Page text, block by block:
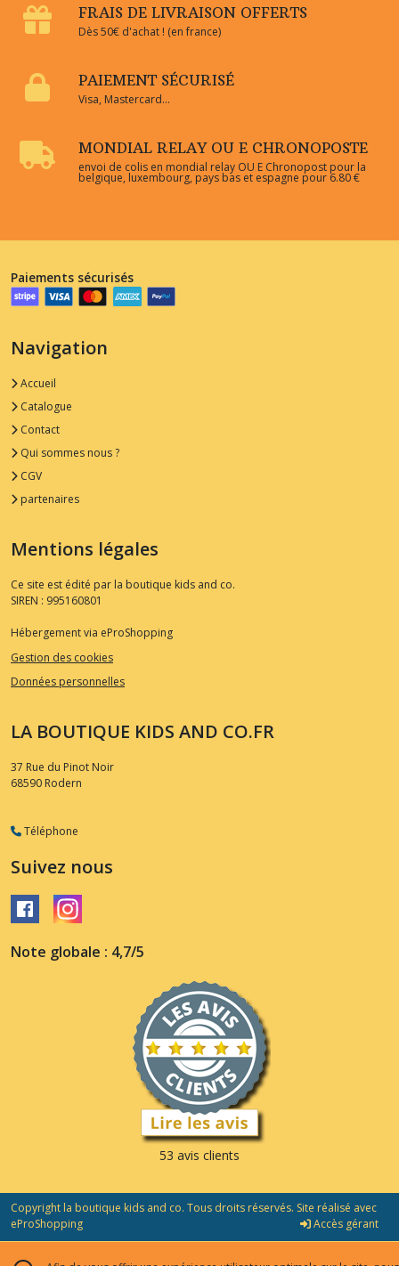
FRAIS DE LIVRAISON OFFERTS
Dès 50€ d'achat ! (en france)
PAIEMENT SÉCURISÉ
Visa, Mastercard...
MONDIAL RELAY OU E CHRONOPOSTE
envoi de colis en mondial relay OU E Chronopost pour la
belgique, luxembourg, pays bas et espagne pour 6.80 €
Paiements sécurisés
Navigation
Accueil
Catalogue
Contact
Qui sommes nous ?
CGV
partenaires
Mentions légales
Ce site est édité par la boutique kids and co.
SIREN : 995160801
Hébergement via eProShopping
Gestion des cookies
Données personnelles
LA BOUTIQUE KIDS AND CO.FR
37 Rue du Pinot Noir
68590 Rodern
Téléphone
Suivez nous
Note globale : 4,7/5
53 avis clients
Copyright la boutique kids and co. Tous droits réservés. Site réalisé avec
eProShopping
Accès gérant